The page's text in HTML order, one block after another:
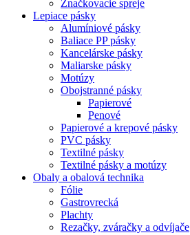
Značkovacie spreje
Lepiace pásky
Alumíniové pásky
Baliace PP pásky
Kancelárske pásky
Maliarske pásky
Motúzy
Obojstranné pásky
Papierové
Penové
Papierové a krepové pásky
PVC pásky
Textilné pásky
Textilné pásky a motúzy
Obaly a obalová technika
Fólie
Gastrovrecká
Plachty
Rezačky, zváračky a odvíjače